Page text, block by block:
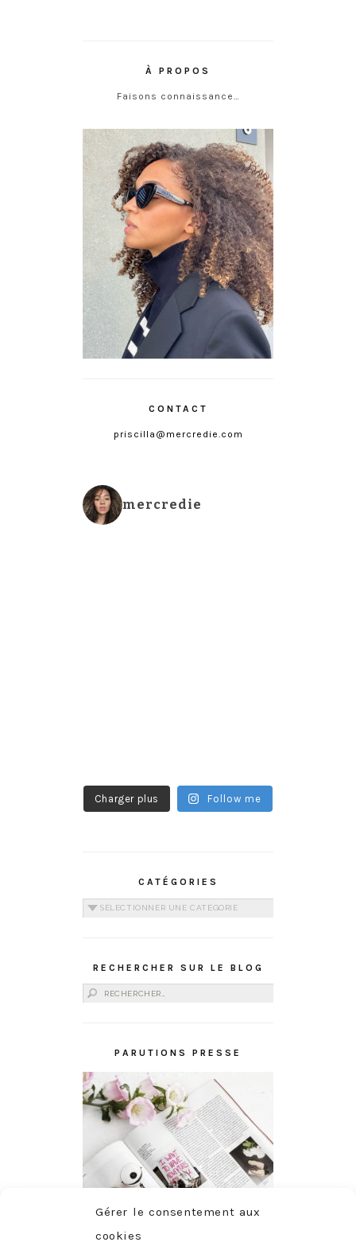
Gérer le consentement aux
cookies
À PROPOS
Faisons connaissance…
CONTACT
priscilla@mercredie.com
mercredie
Charger plus Follow me
CATÉGORIES
Catégories
RECHERCHER SUR LE BLOG
Rechercher :
PARUTIONS PRESSE